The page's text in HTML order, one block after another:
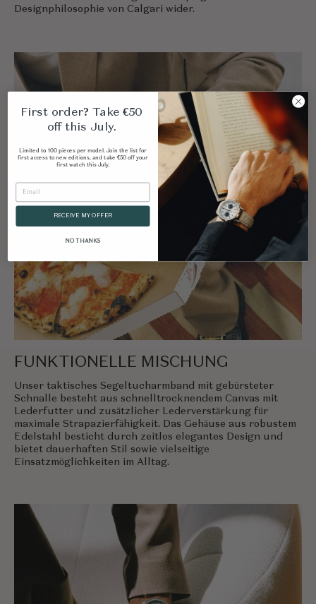
Designphilosophie von Calgari wider.
FUNKTIONELLE MISCHUNG
Unser taktisches Segeltucharmband mit gebürsteter
Schnalle besteht aus schnelltrocknendem Canvas mit
Lederfutter und zusätzlicher Lederverstärkung für
maximale Strapazierfähigkeit. Das Gehäuse aus robustem
Edelstahl besticht durch zeitlos elegantes Design und
bietet dauerhaften Stil sowie vielseitige
Einsatzmöglichkeiten im Alltag.
First order? Take €50
off this July.
Limited to 100 pieces per model. Join the list for
first access to new editions, and take €50 off your
first watch this July.
RECEIVE MY OFFER
NO THANKS